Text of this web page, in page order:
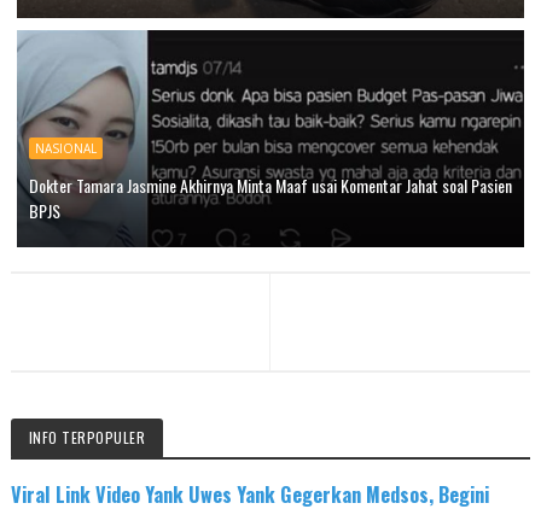
NASIONAL
Dokter Tamara Jasmine Akhirnya Minta Maaf usai Komentar Jahat soal Pasien
BPJS
INFO TERPOPULER
Viral Link Video Yank Uwes Yank Gegerkan Medsos, Begini